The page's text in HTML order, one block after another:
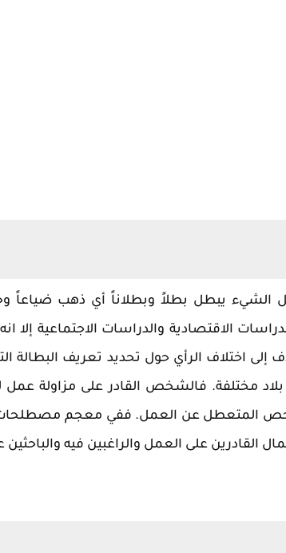
الشيء يبطل بطلاً وبطلاناً أي ذهب ضياعاً
الاقتصادية والدراسات الاجتماعية إلا
إلى اختلاف الرأي حول تحديد تعريف
مختلفة. فالشخص القادر على مزاولة عمل
المتعطل عن العمل. ففي معجم مصطلحات
القادرين على العمل والراغبين فيه والباحثين